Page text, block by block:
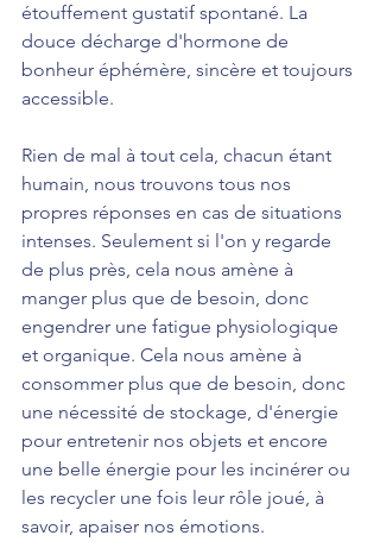
étouffement gustatif spontané. La
douce décharge d'hormone de
bonheur éphémère, sincère et toujours
accessible.
Rien de mal à tout cela, chacun étant
humain, nous trouvons tous nos
propres réponses en cas de situations
intenses. Seulement si l'on y regarde
de plus près, cela nous amène à
manger plus que de besoin, donc
engendrer une fatigue physiologique
et organique. Cela nous amène à
consommer plus que de besoin, donc
une nécessité de stockage, d'énergie
pour entretenir nos objets et encore
une belle énergie pour les incinérer ou
les recycler une fois leur rôle joué, à
savoir, apaiser nos émotions.